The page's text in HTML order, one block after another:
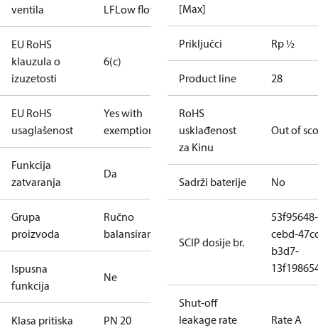
ventila
LFLow flow
EU RoHS
klauzula o
izuzetosti
6(c)
EU RoHS
usaglašenost
Yes with
exemptions
Funkcija
zatvaranja
Da
Grupa
proizvoda
Ručno
balansiranje
Ispusna
funkcija
Ne
Klasa pritiska PN 20
[Max]
Priključci Rp ½
Product line 28
RoHS
usklađenost
za Kinu
Out of
Sadrži baterije No
SCIP dosije br.
53f95648-
cebd-
b3d7-
Shut-off
leakage rate
Rate A